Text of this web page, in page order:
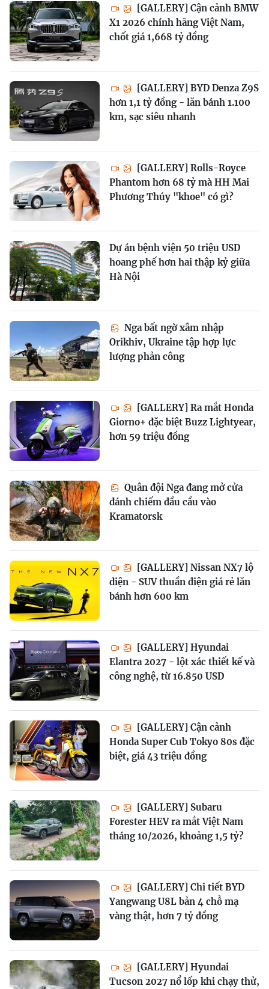
[GALLERY] Cận cảnh BMW
X1 2026 chính hãng Việt Nam,
chốt giá 1,668 tỷ đồng
[GALLERY] BYD Denza Z9S
hơn 1,1 tỷ đồng - lăn bánh 1.100
km, sạc siêu nhanh
[GALLERY] Rolls-Royce
Phantom hơn 68 tỷ mà HH Mai
Phương Thúy "khoe" có gì?
Dự án bệnh viện 50 triệu USD
hoang phế hơn hai thập kỷ giữa
Hà Nội
Nga bất ngờ xâm nhập
Orikhiv, Ukraine tập hợp lực
lượng phản công
[GALLERY] Ra mắt Honda
Giorno+ đặc biệt Buzz Lightyear,
hơn 59 triệu đồng
Quân đội Nga đang mở cửa
đánh chiếm đầu cầu vào
Kramatorsk
[GALLERY] Nissan NX7 lộ
diện - SUV thuần điện giá rẻ lăn
bánh hơn 600 km
[GALLERY] Hyundai
Elantra 2027 - lột xác thiết kế và
công nghệ, từ 16.850 USD
[GALLERY] Cận cảnh
Honda Super Cub Tokyo 80s đặc
biệt, giá 43 triệu đồng
[GALLERY] Subaru
Forester HEV ra mắt Việt Nam
tháng 10/2026, khoảng 1,5 tỷ?
[GALLERY] Chi tiết BYD
Yangwang U8L bản 4 chỗ mạ
vàng thật, hơn 7 tỷ đồng
[GALLERY] Hyundai
Tucson 2027 nổ lốp khi chạy thử,